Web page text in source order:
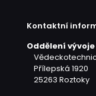
Kontaktní
Oddělení
Přílepská 1920
25263 Roztoky